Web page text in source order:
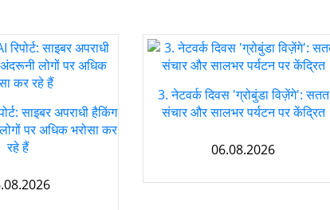
साइबर अपराधी हैकिंग
पर अधिक भरोसा कर
रहे हैं
3. नेटवर्क दिवस 'ग्रोबुंडा विज़ेंगे': सतत
संचार और सालभर पर्यटन पर केंद्रित
06.08.2026